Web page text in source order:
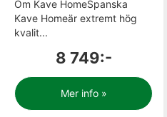
Om Kave HomeSpanska
Kave Homeär extremt hög
kvalit...
8 749:-
Mer info »